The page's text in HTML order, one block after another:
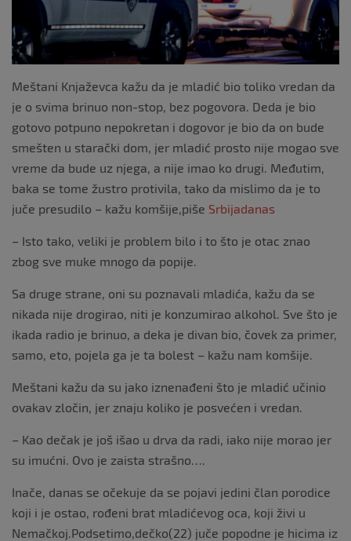
Meštani Knjaževca kažu da je mladić bio toliko vredan da
je o svima brinuo non-stop, bez pogovora. Deda je bio
gotovo potpuno nepokretan i dogovor je bio da on bude
smešten u starački dom, jer mladić prosto nije mogao sve
vreme da bude uz njega, a nije imao ko drugi. Međutim,
baka se tome žustro protivila, tako da mislimo da je to
juče presudilo – kažu komšije,piše Srbijadanas
– Isto tako, veliki je problem bilo i to što je otac znao
zbog sve muke mnogo da popije.
Sa druge strane, oni su poznavali mladića, kažu da se
nikada nije drogirao, niti je konzumirao alkohol. Sve što je
ikada radio je brinuo, a deka je divan bio, čovek za primer,
samo, eto, pojela ga je ta bolest – kažu nam komšije.
Meštani kažu da su jako iznenađeni što je mladić učinio
ovakav zločin, jer znaju koliko je posvećen i vredan.
– Kao dečak je još išao u drva da radi, iako nije morao jer
su imućni. Ovo je zaista strašno….
Inače, danas se očekuje da se pojavi jedini član porodice
koji i je ostao, rođeni brat mladićevog oca, koji živi u
Nemačkoj.Podsetimo,dečko(22) juče popodne je hicima iz